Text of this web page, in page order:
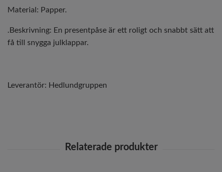
Material: Papper.
.Beskrivning: En presentpåse är ett roligt och snabbt sätt att
få till snygga julklappar.
Leverantör: Hedlundgruppen